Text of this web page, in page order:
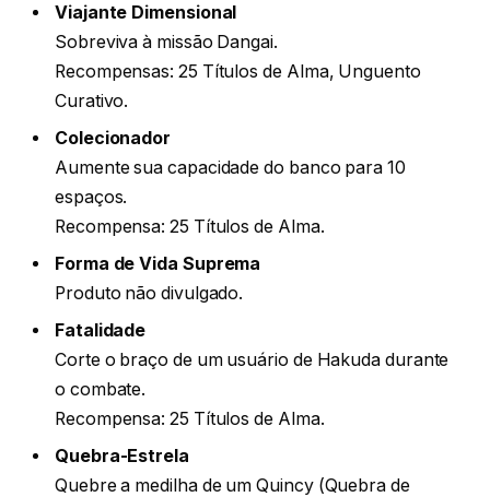
Viajante Dimensional
Sobreviva à missão Dangai.
Recompensas: 25 Títulos de Alma, Unguento
Curativo.
Colecionador
Aumente sua capacidade do banco para 10
espaços.
Recompensa: 25 Títulos de Alma.
Forma de Vida Suprema
Produto não divulgado.
Fatalidade
Corte o braço de um usuário de Hakuda durante
o combate.
Recompensa: 25 Títulos de Alma.
Quebra-Estrela
Quebre a medilha de um Quincy (Quebra de